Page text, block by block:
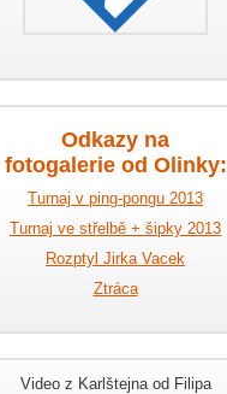
Odkazy na
fotogalerie od Olinky:
Turnaj v ping-pongu 2013
Turnaj ve střelbě + šipky 2013
Rozptyl Jirka Vacek
Ztráca
Video z Karlštejna od Filipa